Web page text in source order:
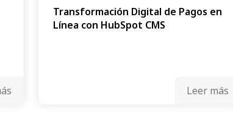
Transformación Digital de Pagos en
Línea con HubSpot CMS
Leer más